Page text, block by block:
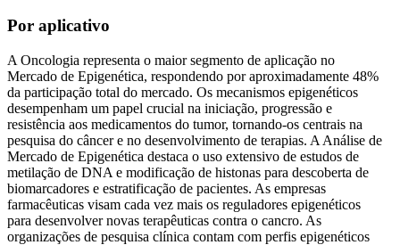
Por aplicativo
A Oncologia representa o maior segmento de aplicação no
Mercado de Epigenética, respondendo por aproximadamente 48%
da participação total do mercado. Os mecanismos epigenéticos
desempenham um papel crucial na iniciação, progressão e
resistência aos medicamentos do tumor, tornando-os centrais na
pesquisa do câncer e no desenvolvimento de terapias. A Análise de
Mercado de Epigenética destaca o uso extensivo de estudos de
metilação de DNA e modificação de histonas para descoberta de
biomarcadores e estratificação de pacientes. As empresas
farmacêuticas visam cada vez mais os reguladores epigenéticos
para desenvolver novas terapêuticas contra o cancro. As
organizações de pesquisa clínica contam com perfis epigenéticos